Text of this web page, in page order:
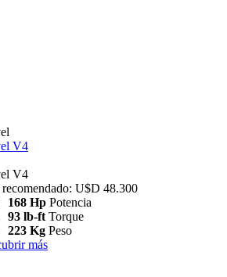
V4
V4
U$D 48.300
168 Hp Potencia
93 lb-ft Torque
223 Kg Peso
más